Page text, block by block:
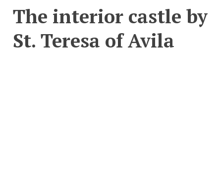
The interior castle by
St. Teresa of Avila